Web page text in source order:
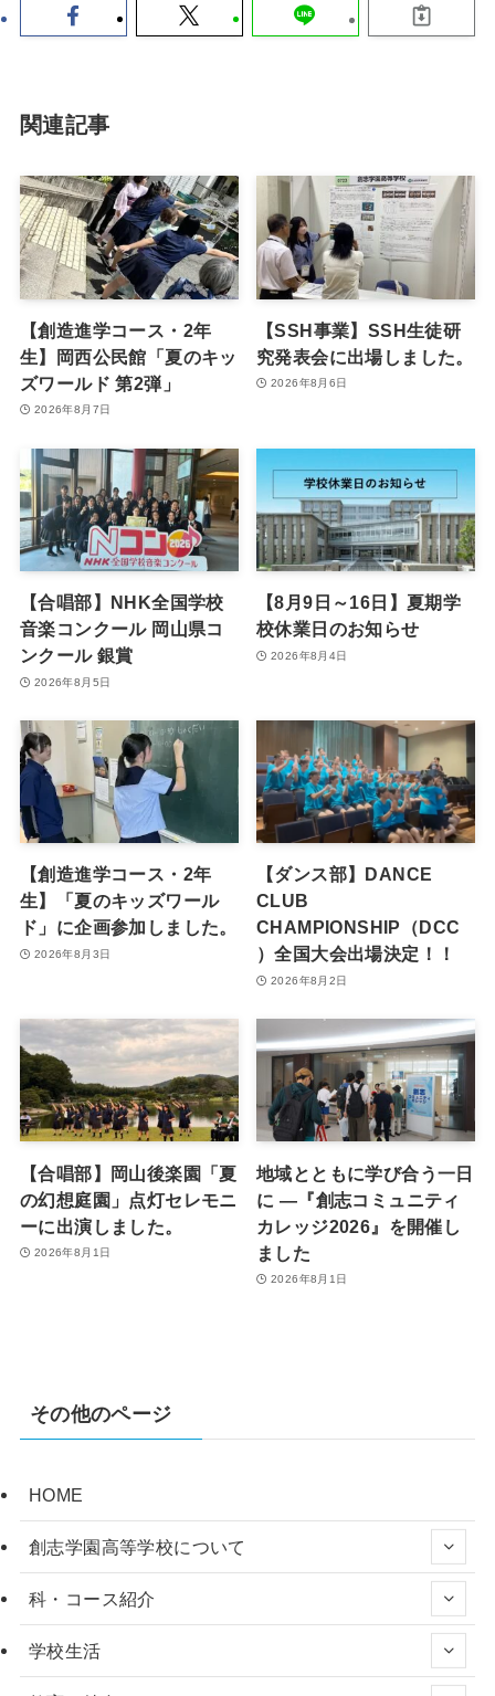
関連記事
【創造進学コース・2年
生】岡西公民館「夏のキッ
ズワールド 第2弾」
2026年8月7日
【SSH事業】SSH生徒研
究発表会に出場しました。
2026年8月6日
【合唱部】NHK全国学校
音楽コンクール 岡山県コ
ンクール 銀賞
2026年8月5日
【8月9日～16日】夏期学
校休業日のお知らせ
2026年8月4日
【創造進学コース・2年
生】「夏のキッズワール
ド」に企画参加しました。
2026年8月3日
【ダンス部】DANCE
CLUB
CHAMPIONSHIP（DCC
）全国大会出場決定！！
2026年8月2日
【合唱部】岡山後楽園「夏
の幻想庭園」点灯セレモニ
ーに出演しました。
2026年8月1日
地域とともに学び合う一日
に ―『創志コミュニティ
カレッジ2026』を開催し
ました
2026年8月1日
その他のページ
HOME
創志学園高等学校について
科・コース紹介
学校生活